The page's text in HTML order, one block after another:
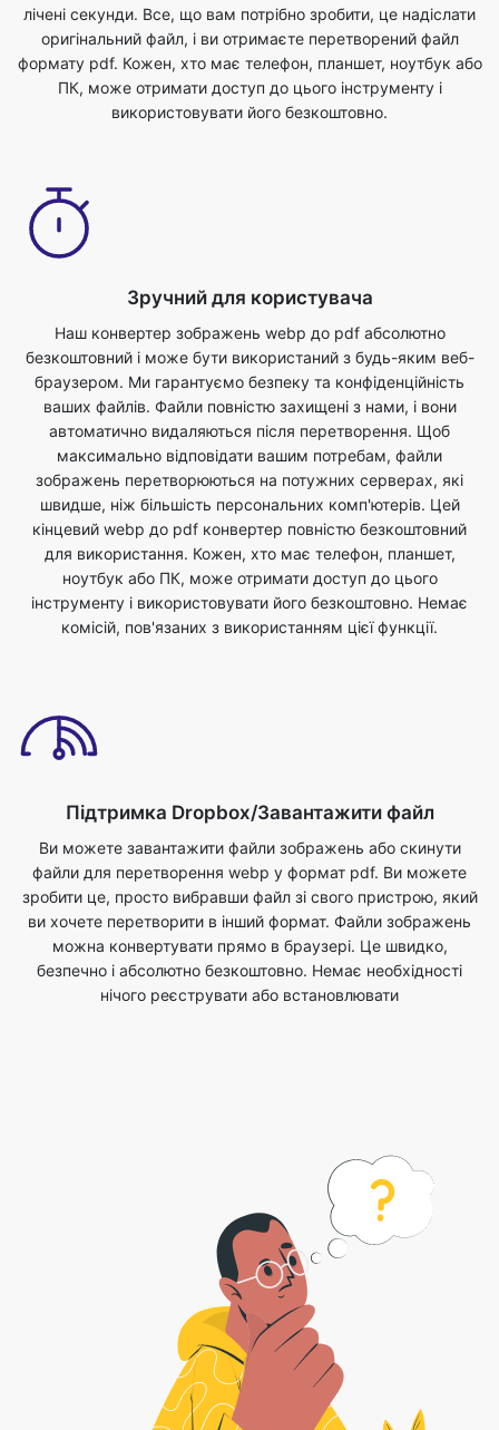
лічені секунди. Все, що вам потрібно зробити, це надіслати
оригінальний файл, і ви отримаєте перетворений файл
формату pdf. Кожен, хто має телефон, планшет, ноутбук або
ПК, може отримати доступ до цього інструменту і
використовувати його безкоштовно.
Зручний для користувача
Наш конвертер зображень webp до pdf абсолютно
безкоштовний і може бути використаний з будь-яким веб-
браузером. Ми гарантуємо безпеку та конфіденційність
ваших файлів. Файли повністю захищені з нами, і вони
автоматично видаляються після перетворення. Щоб
максимально відповідати вашим потребам, файли
зображень перетворюються на потужних серверах, які
швидше, ніж більшість персональних комп'ютерів. Цей
кінцевий webp до pdf конвертер повністю безкоштовний
для використання. Кожен, хто має телефон, планшет,
ноутбук або ПК, може отримати доступ до цього
інструменту і використовувати його безкоштовно. Немає
комісій, пов'язаних з використанням цієї функції.
Підтримка Dropbox/Завантажити файл
Ви можете завантажити файли зображень або скинути
файли для перетворення webp у формат pdf. Ви можете
зробити це, просто вибравши файл зі свого пристрою, який
ви хочете перетворити в інший формат. Файли зображень
можна конвертувати прямо в браузері. Це швидко,
безпечно і абсолютно безкоштовно. Немає необхідності
нічого реєструвати або встановлювати